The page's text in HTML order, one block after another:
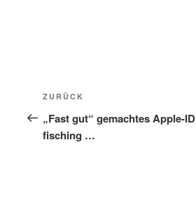
Beitragsnavigation
Vorheriger
Beitrag
ZURÜCK
„Fast gut“ gemachtes Apple-ID
fisching …